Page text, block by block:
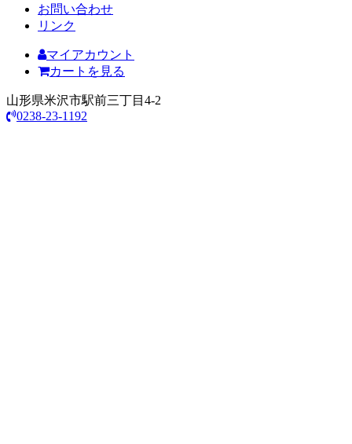
お問い合わせ
リンク
マイアカウント
カートを見る
山形県米沢市駅前三丁目4-2
0238-23-1192